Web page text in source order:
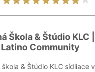
Škola & Štúdio KLC |
Community
škola & Štúdio KLC sídliace v